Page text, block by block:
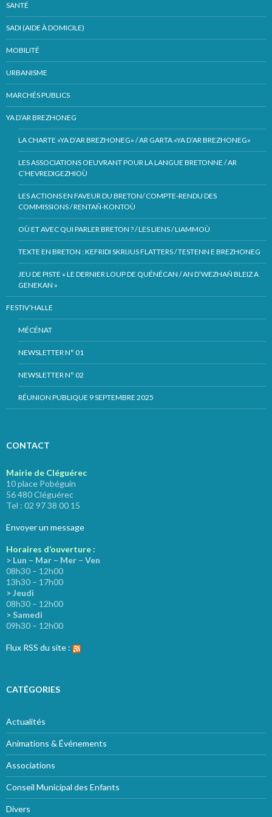
SANTÉ
SADI (AIDE À DOMICILE)
MOBILITÉ
URBANISME
MARCHÉS PUBLICS
YA D’AR BREZHONEG
LA CHARTE «YA D’AR BREZHONEG» / AR GARTA «YA D’AR BREZHONEG»
LES ASSOCIATIONS OEUVRANT POUR LA LANGUE BRETONNE / AR
C’HEVREDIGEZHIOÙ
LES ACTIONS EN FAVEUR DU BRETON/ COMPTE-RENDU DES
COMMISSIONS / RENTAÑ-KONTOÙ
OÙ ET AVEC QUI PARLER BRETON ? / LES LIENS / LIAMMOÙ
TEXTE EN BRETON : KEFRIDI SKRIJUS FLATTERS / TESTENN E BREZHONEG
JEU DE PISTE « LE DERNIER LOUP DE QUÉNÉCAN / AN D’WEZHAÑ BLEIZ A
GENEKAN »
FESTIV’HALLE
MÉCÉNAT
NEWSLETTER N° 01
NEWSLETTER N° 02
RÉUNION PUBLIQUE 9 SEPTEMBRE 2025
CONTACT
Mairie de Cléguérec
10 place Pobéguin
56 480 Cléguérec
Tel : 02 97 38 00 15
Envoyer un message
Horaires d’ouverture :
> Lun – Mar – Mer – Ven
08h30 – 12h00
13h30 – 17h00
> Jeudi
08h30 – 12h00
> Samedi
09h30 – 12h00
Flux RSS du site :
CATÉGORIES
Actualités
Animations & Événements
Associations
Conseil Municipal des Enfants
Divers